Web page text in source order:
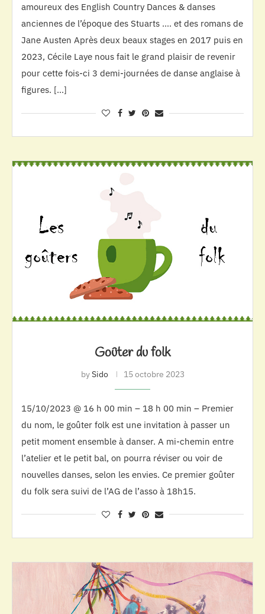
amoureux des English Country Dances & danses
anciennes de l’époque des Stuarts …. et des romans de
Jane Austen Après deux beaux stages en 2017 puis en
2023, Cécile Laye nous fait le grand plaisir de revenir
pour cette fois-ci 3 demi-journées de danse anglaise à
figures. […]
Goûter du folk
bySido 15 octobre 2023
15/10/2023 @ 16 h 00 min – 18 h 00 min – Premier
du nom, le goûter folk est une invitation à passer un
petit moment ensemble à danser. A mi-chemin entre
l’atelier et le petit bal, on pourra réviser ou voir de
nouvelles danses, selon les envies. Ce premier goûter
du folk sera suivi de l’AG de l’asso à 18h15.